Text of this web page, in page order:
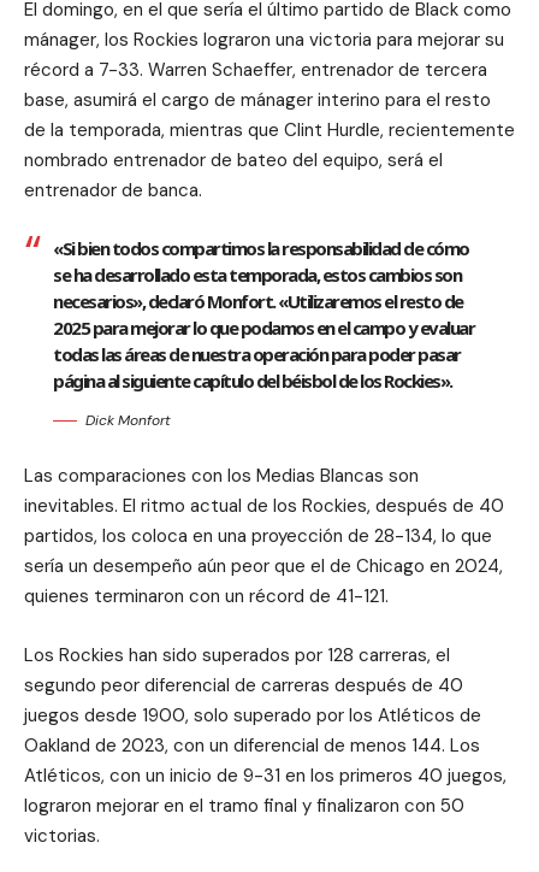
El domingo, en el que sería el último partido de Black como
mánager, los Rockies lograron una victoria para mejorar su
récord a 7-33. Warren Schaeffer, entrenador de tercera
base, asumirá el cargo de mánager interino para el resto
de la temporada, mientras que Clint Hurdle, recientemente
nombrado entrenador de bateo del equipo, será el
entrenador de banca.
«Si bien todos compartimos la responsabilidad de cómo
se ha desarrollado esta temporada, estos cambios son
necesarios», declaró Monfort. «Utilizaremos el resto de
2025 para mejorar lo que podamos en el campo y evaluar
todas las áreas de nuestra operación para poder pasar
página al siguiente capítulo del béisbol de los Rockies».
Dick Monfort
Las comparaciones con los Medias Blancas son
inevitables. El ritmo actual de los Rockies, después de 40
partidos, los coloca en una proyección de 28-134, lo que
sería un desempeño aún peor que el de Chicago en 2024,
quienes terminaron con un récord de 41-121.
Los Rockies han sido superados por 128 carreras, el
segundo peor diferencial de carreras después de 40
juegos desde 1900, solo superado por los Atléticos de
Oakland de 2023, con un diferencial de menos 144. Los
Atléticos, con un inicio de 9-31 en los primeros 40 juegos,
lograron mejorar en el tramo final y finalizaron con 50
victorias.